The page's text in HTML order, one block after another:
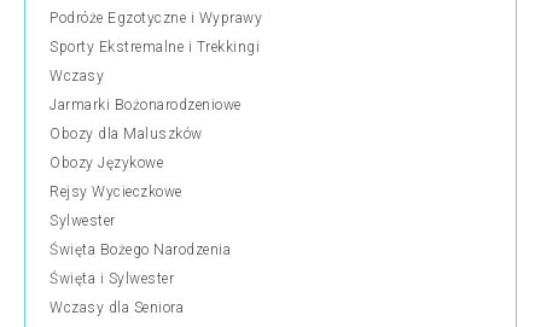
Podróże Egzotyczne i Wyprawy
Sporty Ekstremalne i Trekkingi
Wczasy
Jarmarki Bożonarodzeniowe
Obozy dla Maluszków
Obozy Językowe
Rejsy Wycieczkowe
Sylwester
Święta Bożego Narodzenia
Święta i Sylwester
Wczasy dla Seniora